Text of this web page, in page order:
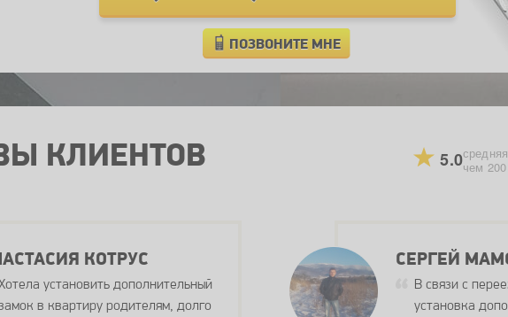
ПОЗВОНИТЕ МНЕ
КЛИЕНТОВ 5.0чем
КОТРУС
установить дополнительный
в квартиру родителям, долго
СЕРГЕЙ
В связи с
установка